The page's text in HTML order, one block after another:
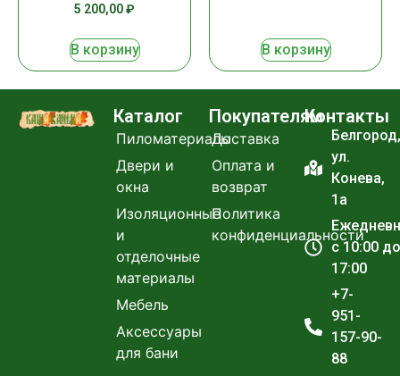
5 200,00₽
В корзину В корзину
Каталог
Пиломатериалы
Двери и
окна
Изоляционные
и
отделочные
материалы
Мебель
Аксессуары
для бани
Покупателям
Доставка
Оплата и
возврат
Политика
конфиденциальности
Контакты
Белгород,
ул.
Конева,
1а
с 10:00 до
17:00
+7-
951-
157-90-
88